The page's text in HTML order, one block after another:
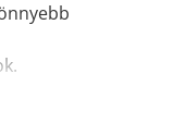
inline